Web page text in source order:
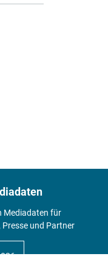
Mediadaten für
Presse und Partner